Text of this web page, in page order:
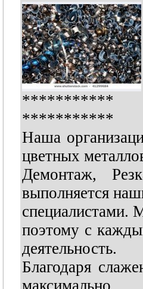
***********
***********
Наша
цветных
Демонтаж,
выполняется
специалистами.
поэтому с
деятельность.
Благодаря
максимально